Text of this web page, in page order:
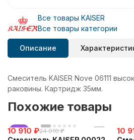
Все товары KAISER
Все товары категории
Описание
Смеситель KAISER Nove 06111
раковины. Картридж 35мм.
Похожие товары
хит
10 910 ₽24 010 ₽ 10